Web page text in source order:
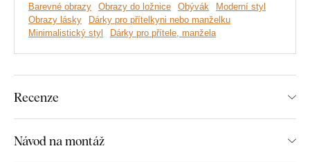
nejkvalitnější barvy na trhu. Motiv tiskneme přímo na desku
a následně vyřezáváme pomocí laseru. Díky tomu má obraz z
motiv.
Barevné obrazy Obrazy do ložnice Obývák
Moderní styl
Obrazy lásky
Dárky pro přítelkyni nebo manželku
Minimalistický styl
Dárky pro přítele, manžela
Recenze
Návod na montáž